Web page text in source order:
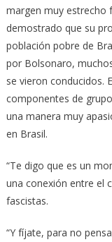
margen muy estrecho
demostrado que su
población pobre de
por Bolsonaro,
se vieron conducidos.
componentes de
una manera muy
en Brasil.
“Te digo que es un
una conexión entre el
fascistas.
“Y fíjate, para no